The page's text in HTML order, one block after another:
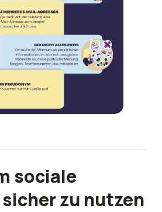
sociale
zu nutzen